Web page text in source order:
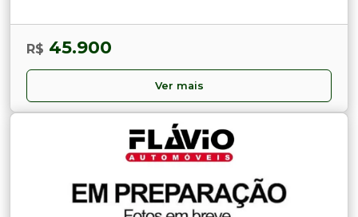
R$ 45.900
Ver mais